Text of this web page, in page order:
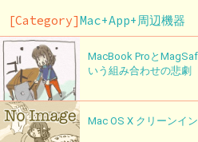
[Category]Mac+App+周辺機器
MacBook Proと
いう組み合わせの悲
Mac OS X クリーンイ